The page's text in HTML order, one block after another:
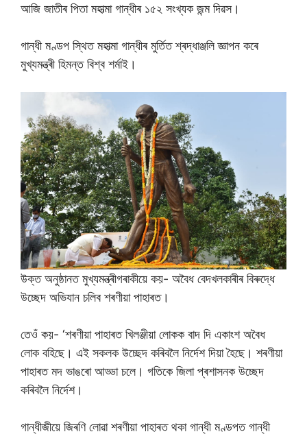
আজি জাতীৰ পিতা মহাত্মা গান্ধীৰ ১৫২ সংখ্যক জন্ম দিৱস।
গান্ধী মণ্ডপ স্থিত মহাত্মা গান্ধীৰ মুৰ্তিত শ্ৰদ্ধাঞ্জলি জ্ঞাপন কৰে
মুখ্যমন্ত্ৰী হিমন্ত বিশ্ব শৰ্মাই।
উক্ত অনুষ্ঠানত মুখ্যমন্ত্ৰীগৰাকীয়ে কয়- অবৈধ বেদখলকাৰীৰ বিৰুদ্ধে
উচ্ছেদ অভিযান চলিব শৰণীয়া পাহাৰত।
তেওঁ কয়- ‘শৰণীয়া পাহাৰত খিলঞ্জীয়া লোকক বাদ দি একাংশ অবৈধ
লোক বহিছে। এই সকলক উচ্ছেদ কৰিবলৈ নিৰ্দেশ দিয়া হৈছে। শৰণীয়া
পাহাৰত মদ ভাঙৰো আড্ডা চলে। গতিকে জিলা প্ৰশাসনক উচ্ছেদ
কৰিবলৈ নিৰ্দেশ।
গান্ধীজীয়ে জিৰণি লোৱা শৰণীয়া পাহাৰত থকা গান্ধী মণ্ডপত গান্ধী